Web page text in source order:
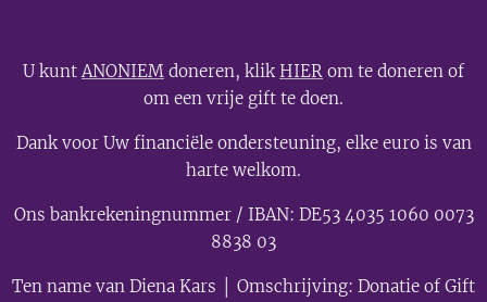
U kuntANONIEM doneren, klikHIER om te doneren of
om een vrije gift te doen.
Dank voor Uw financiële ondersteuning, elke euro is van
harte welkom.
Ons bankrekeningnummer / IBAN: DE53 4035 1060 0073
8838 03
Ten name van Diena Kars │ Omschrijving: Donatie of Gift